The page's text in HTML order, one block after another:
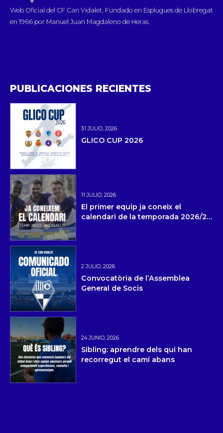
Web Oficial del CF Can Vidalet, Fundado en Esplugues de Llobregat
en 1966 por Manuel Juan Magdaleno de Heras.
PUBLICACIONES RECIENTES
31 JULIO, 2026
GLICO CUP 2026
11 JULIO, 2026
El primer equip ja coneix el
calendari de la temporada 2026/27
2 JULIO, 2026
Convocatòria de l’Assemblea
General de Socis
24 JUNIO, 2026
Sibling: aprendre dels qui han
recorregut el camí abans